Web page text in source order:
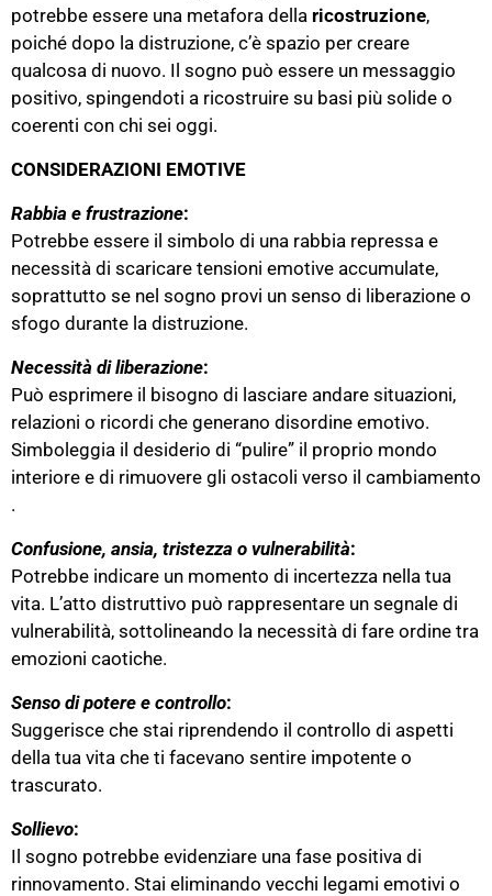
potrebbe essere una metafora della ricostruzione,
poiché dopo la distruzione, c’è spazio per creare
qualcosa di nuovo. Il sogno può essere un messaggio
positivo, spingendoti a ricostruire su basi più solide o
coerenti con chi sei oggi​.
CONSIDERAZIONI EMOTIVE
Rabbia e frustrazione:
Potrebbe essere il simbolo di una rabbia repressa e
necessità di scaricare tensioni emotive accumulate,
soprattutto se nel sogno provi un senso di liberazione o
sfogo durante la distruzione​.
Necessità di liberazione:
Può esprimere il bisogno di lasciare andare situazioni,
relazioni o ricordi che generano disordine emotivo.
Simboleggia il desiderio di “pulire” il proprio mondo
interiore e di rimuovere gli ostacoli verso il cambiamento​
.
Confusione, ansia, tristezza o vulnerabilità:
Potrebbe indicare un momento di incertezza nella tua
vita. L’atto distruttivo può rappresentare un segnale di
vulnerabilità, sottolineando la necessità di fare ordine tra
emozioni caotiche.
Senso di potere e controllo:
Suggerisce che stai riprendendo il controllo di aspetti
della tua vita che ti facevano sentire impotente o
trascurato.
Sollievo:
Il sogno potrebbe evidenziare una fase positiva di
rinnovamento. Stai eliminando vecchi legami emotivi o